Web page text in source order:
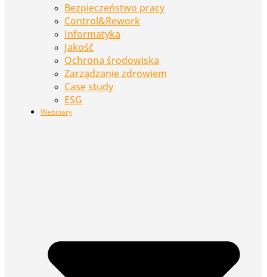
Bezpieczeństwo pracy
Control&Rework
Informatyka
Jakość
Ochrona środowiska
Zarządzanie zdrowiem
Case study
ESG
Webinary